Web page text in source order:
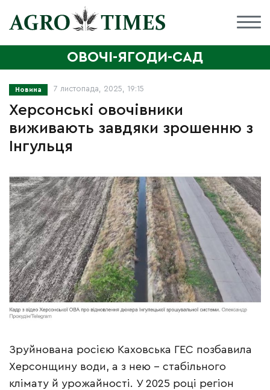
ОВОЧІ-ЯГОДИ-САД
Новина 7 листопада, 2025, 19:15
Херсонські овочівники
виживають завдяки зрошенню з
Інгульця
Зруйнована росією Каховська ГЕС позбавила
Херсонщину води, а з нею – стабільного
клімату й урожайності. У 2025 році регіон